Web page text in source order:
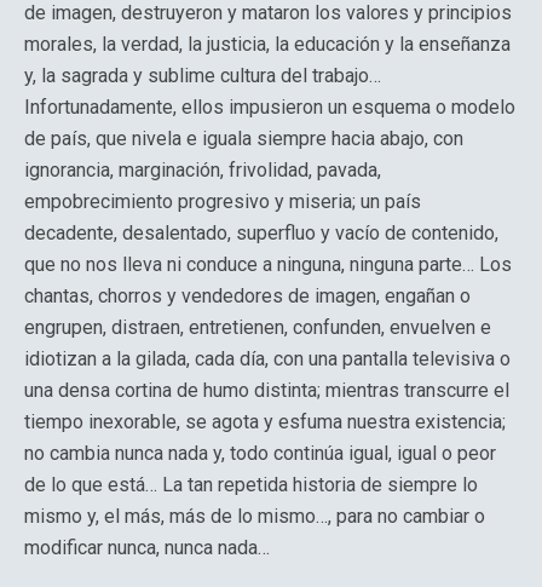
de imagen, destruyeron y mataron los valores y principios
morales, la verdad, la justicia, la educación y la enseñanza
y, la sagrada y sublime cultura del trabajo…
Infortunadamente, ellos impusieron un esquema o modelo
de país, que nivela e iguala siempre hacia abajo, con
ignorancia, marginación, frivolidad, pavada,
empobrecimiento progresivo y miseria; un país
decadente, desalentado, superfluo y vacío de contenido,
que no nos lleva ni conduce a ninguna, ninguna parte… Los
chantas, chorros y vendedores de imagen, engañan o
engrupen, distraen, entretienen, confunden, envuelven e
idiotizan a la gilada, cada día, con una pantalla televisiva o
una densa cortina de humo distinta; mientras transcurre el
tiempo inexorable, se agota y esfuma nuestra existencia;
no cambia nunca nada y, todo continúa igual, igual o peor
de lo que está… La tan repetida historia de siempre lo
mismo y, el más, más de lo mismo…, para no cambiar o
modificar nunca, nunca nada…